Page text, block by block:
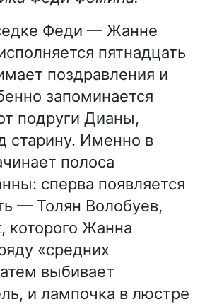
Феди — Жанне
пятнадцать
поздравления и
запоминается
подруги Дианы,
старину. Именно в
полоса
сперва появляется
— Толян Волобуев,
которого Жанна
«средних
выбивает
и лампочка в люстре